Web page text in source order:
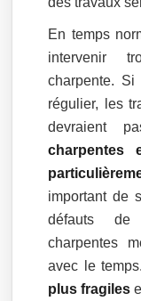
En temps
intervenir
charpente. Si
régulier, les
devraient
important de
défauts de
charpentes
avec le temps.
plus fragiles